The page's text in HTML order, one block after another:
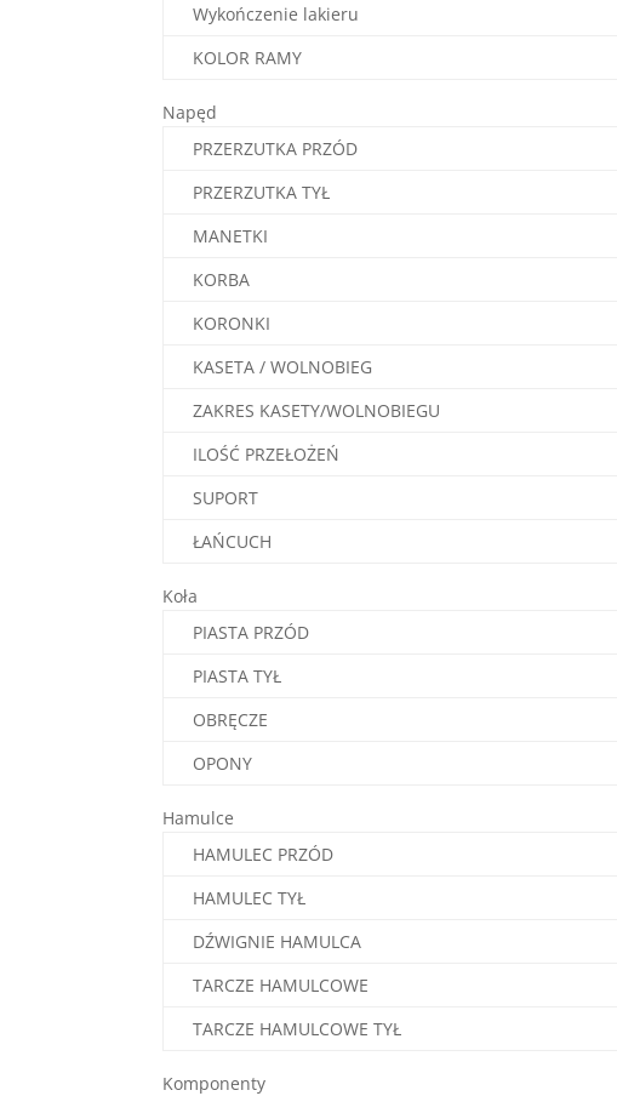
Wykończenie lakieru
KOLOR RAMY
Napęd
PRZERZUTKA PRZÓD
PRZERZUTKA TYŁ
MANETKI
KORBA
KORONKI
KASETA / WOLNOBIEG
ZAKRES KASETY/WOLNOBIEGU
ILOŚĆ PRZEŁOŻEŃ
SUPORT
ŁAŃCUCH
Koła
PIASTA PRZÓD
PIASTA TYŁ
OBRĘCZE
OPONY
Hamulce
HAMULEC PRZÓD
HAMULEC TYŁ
DŹWIGNIE HAMULCA
TARCZE HAMULCOWE
TARCZE HAMULCOWE TYŁ
Komponenty